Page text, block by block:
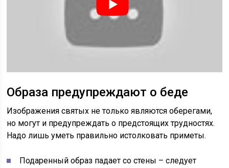
Образа предупреждают о беде
Изображения святых не только являются оберегами,
но могут и предупреждать о предстоящих трудностях.
Надо лишь уметь правильно истолковать приметы.
Подаренный образ падает со стены – следует